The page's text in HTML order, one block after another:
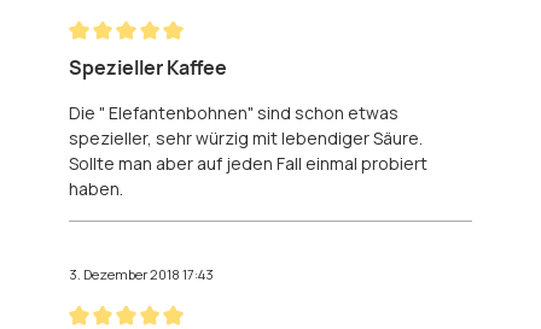
Bewertung mit 5 von 5 Sternen
Spezieller Kaffee
Die " Elefantenbohnen" sind schon etwas
spezieller, sehr würzig mit lebendiger Säure.
Sollte man aber auf jeden Fall einmal probiert
haben.
3. Dezember 2018 17:43